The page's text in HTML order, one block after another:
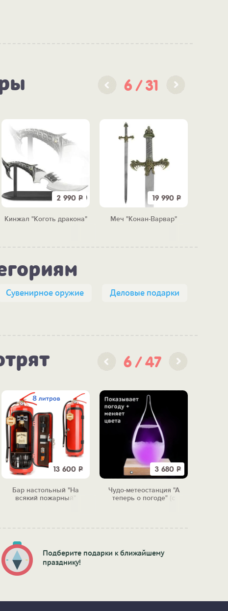
6 31
2 990 Р
Кинжал "Коготь дракона"
19 990 Р
Меч "Конан-Варвар"
Сувенирное оружие
Деловые подарки
6 47
13 600 Р
Бар настольный "На
всякий пожарный"
3 680 Р
Чудо-метеостанция "А
теперь о погоде" (с
Подберите подарки к ближайшему
празднику!